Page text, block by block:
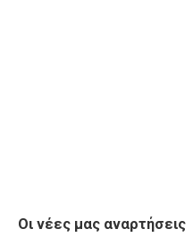
Οι νέες μας αναρτήσεις